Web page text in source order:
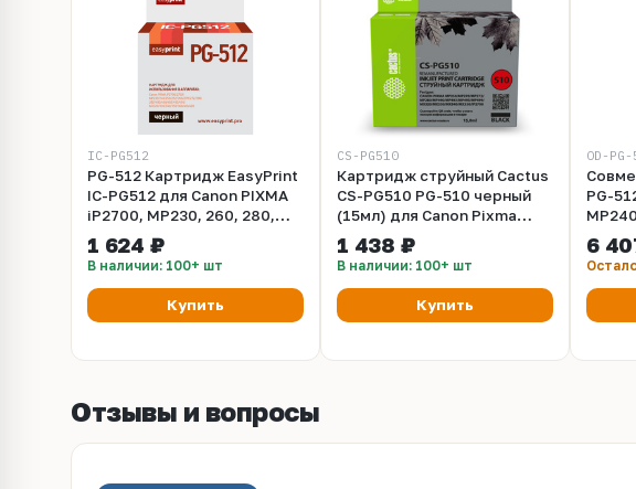
IC-PG512
PG-512 Картридж EasyPrint
IC-PG512 для Canon PIXMA
iP2700, MP230, 260, 280,
480, MX330, 360, 410,
черный
1 624 ₽
В наличии: 100+ шт
Купить
CS-PG510
Картридж струйный Cactus
CS-PG510 PG-510 черный
(15мл) для Canon Pixma
MP240, MP250, MP260,
MP270, MP480, MP490,
MP492, MX320, MX330
1 438 ₽
В наличии: 100+ шт
Купить
OD-
PG-
Black
6
Отзывы и вопросы